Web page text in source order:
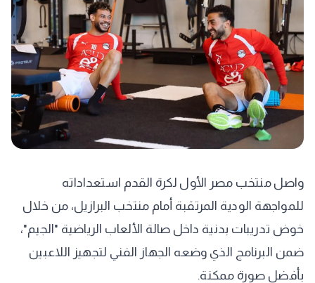
واصل منتخب مصر الأول لكرة القدم استعداداته
للمواجهة الودية المرتقبة أمام منتخب البرازيل، من خلال
خوض تدريبات بدنية داخل صالة الألعاب الرياضية "الجيم"،
ضمن البرنامج الذي وضعه الجهاز الفني لتجهيز اللاعبين
بأفضل صورة ممكنة.